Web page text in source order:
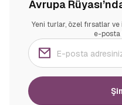
Avrupa
Yeni turlar, özel fırsatlar
e-posta